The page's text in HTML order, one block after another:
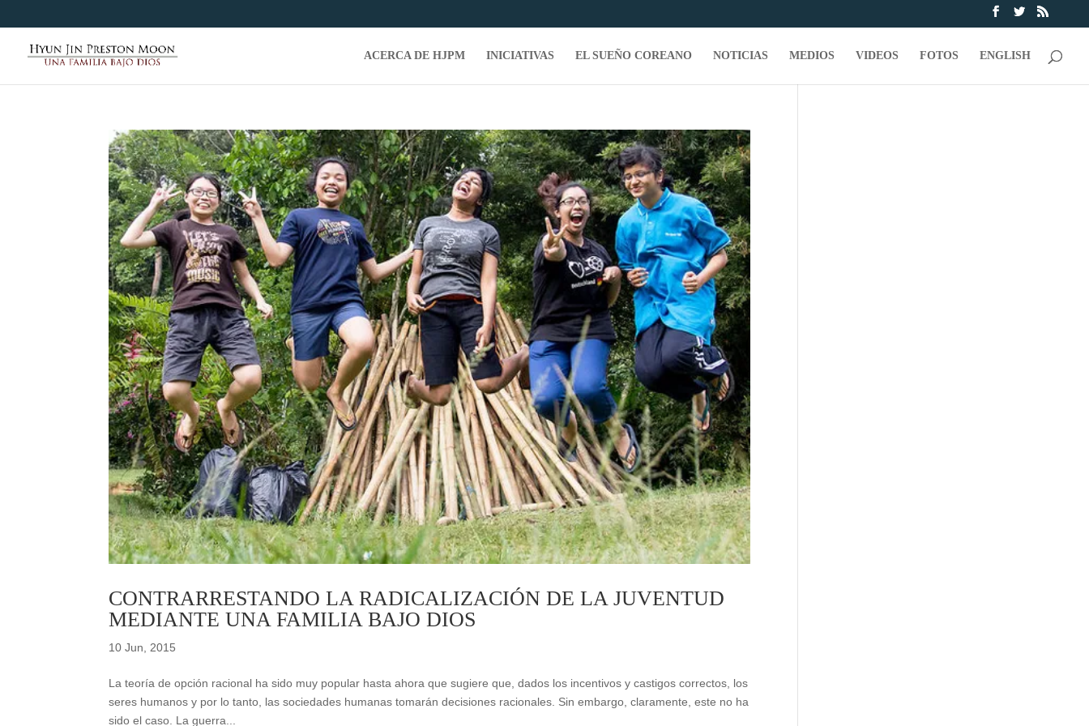
ACERCA DE HJPM INICIATIVAS EL SUEÑO COREANO NOTICIAS MEDIOS VIDEOS FOTOS ENGLISH
CONTRARRESTANDO LA RADICALIZACIÓN DE LA JUVENTUD
MEDIANTE UNA FAMILIA BAJO DIOS
10 Jun, 2015
La teoría de opción racional ha sido muy popular hasta ahora que sugiere que, dados los incentivos y castigos correctos, los
seres humanos y por lo tanto, las sociedades humanas tomarán decisiones racionales. Sin embargo, claramente, este no ha
sido el caso. La guerra...